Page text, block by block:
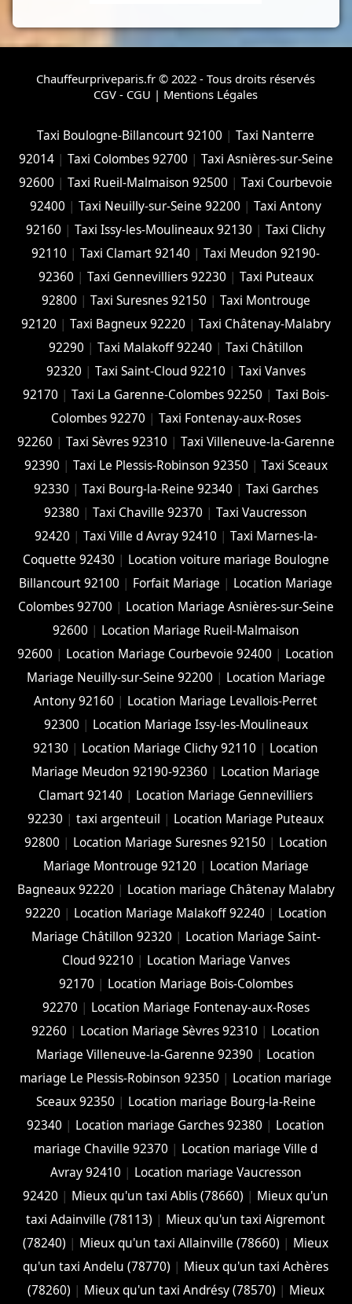
Chauffeurpriveparis.fr © 2022 - Tous droits réservés
CGV - CGU | Mentions Légales
Taxi Boulogne-Billancourt 92100 |Taxi Nanterre
92014| Taxi Colombes 92700 | Taxi Asnières-sur-Seine
92600 |Taxi Rueil-Malmaison 92500 |Taxi Courbevoie
92400 |Taxi Neuilly-sur-Seine 92200 |Taxi Antony
92160 |Taxi Issy-les-Moulineaux 92130 |Taxi Clichy
92110 |Taxi Clamart 92140 |Taxi Meudon 92190-
92360 | Taxi Gennevilliers 92230 | Taxi Puteaux
92800 | Taxi Suresnes 92150 | Taxi Montrouge
92120 | Taxi Bagneux 92220 | Taxi Châtenay-Malabry
92290 | Taxi Malakoff 92240 | Taxi Châtillon
92320 | Taxi Saint-Cloud 92210 | Taxi Vanves
92170 | Taxi La Garenne-Colombes 92250 | Taxi Bois-
Colombes 92270 | Taxi Fontenay-aux-Roses
92260 | Taxi Sèvres 92310 | Taxi Villeneuve-la-Garenne
92390 | Taxi Le Plessis-Robinson 92350 | Taxi Sceaux
92330 | Taxi Bourg-la-Reine 92340 | Taxi Garches
92380 |Taxi Chaville 92370 |Taxi Vaucresson
92420 | Taxi Ville d Avray 92410 | Taxi Marnes-la-
Coquette 92430 | Location voiture mariage Boulogne
Billancourt 92100 | Forfait Mariage | Location Mariage
Colombes 92700 | Location Mariage Asnières-sur-Seine
92600 | Location Mariage Rueil-Malmaison
92600 | Location Mariage Courbevoie 92400 | Location
Mariage Neuilly-sur-Seine 92200 | Location Mariage
Antony 92160 | Location Mariage Levallois-Perret
92300 | Location Mariage Issy-les-Moulineaux
92130 | Location Mariage Clichy 92110 | Location
Mariage Meudon 92190-92360 | Location Mariage
Clamart 92140 | Location Mariage Gennevilliers
92230 |taxi argenteuil | Location Mariage Puteaux
92800 | Location Mariage Suresnes 92150 | Location
Mariage Montrouge 92120 | Location Mariage
Bagneaux 92220 | Location mariage Châtenay Malabry
92220 | Location Mariage Malakoff 92240 | Location
Mariage Châtillon 92320 | Location Mariage Saint-
Cloud 92210 | Location Mariage Vanves
92170 | Location Mariage Bois-Colombes
92270 | Location Mariage Fontenay-aux-Roses
92260 | Location Mariage Sèvres 92310 | Location
Mariage Villeneuve-la-Garenne 92390 | Location
mariage Le Plessis-Robinson 92350 | Location mariage
Sceaux 92350 | Location mariage Bourg-la-Reine
92340 | Location mariage Garches 92380 | Location
mariage Chaville 92370 | Location mariage Ville d
Avray 92410 | Location mariage Vaucresson
92420 | Mieux qu'un taxi Ablis (78660) | Mieux qu'un
taxi Adainville (78113) | Mieux qu'un taxi Aigremont
(78240) | Mieux qu'un taxi Allainville (78660) | Mieux
qu'un taxi Andelu (78770) | Mieux qu'un taxi Achères
(78260) | Mieux qu'un taxi Andrésy (78570) | Mieux